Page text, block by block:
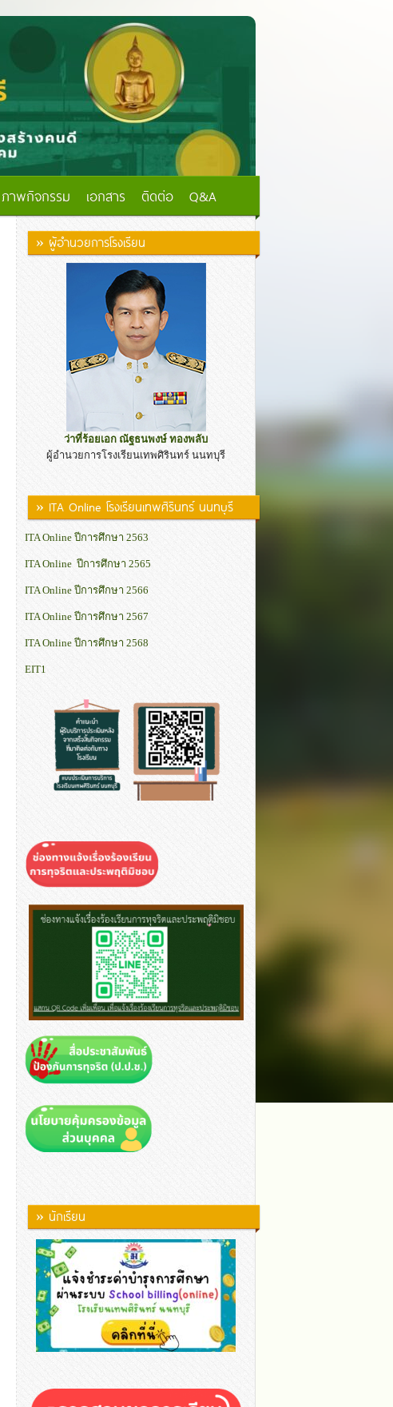
ภาพกิจกรรม เอกสาร ติดต่อ Q&A
» ผู้อำนวยการโรงเรียน
ว่าที่ร้อยเอก ณัฐธนพงษ์ ทองพลับ
ผู้อำนวยการโรงเรียนเทพศิรินทร์ นนทบุรี
» ITA Online โรงเรียนเทพศิรินทร์ นนทบุรี
ITA Online ปีการศึกษา 2563
ITA Online ปีการศึกษา 2565
ITA Online ปีการศึกษา 2566
ITA Online ปีการศึกษา 2567
ITA Online ปีการศึกษา 2568
EIT1
» นักเรียน